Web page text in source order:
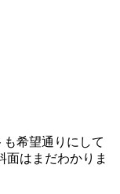
希望通りにして
面はまだわかりま